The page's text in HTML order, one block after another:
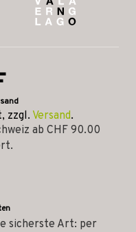
zzgl. Versand.
ab CHF 90.00
sicherste Art: per